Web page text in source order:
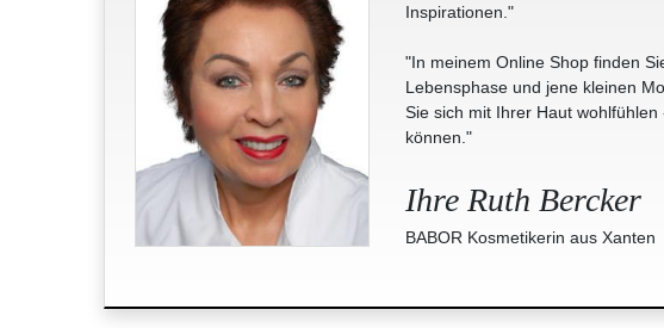
Inspirationen."
"In meinem Online Shop finden
Lebensphase und jene kleinen
Sie sich mit Ihrer Haut
können."
Ihre Ruth Bercker
BABOR Kosmetikerin aus Xanten